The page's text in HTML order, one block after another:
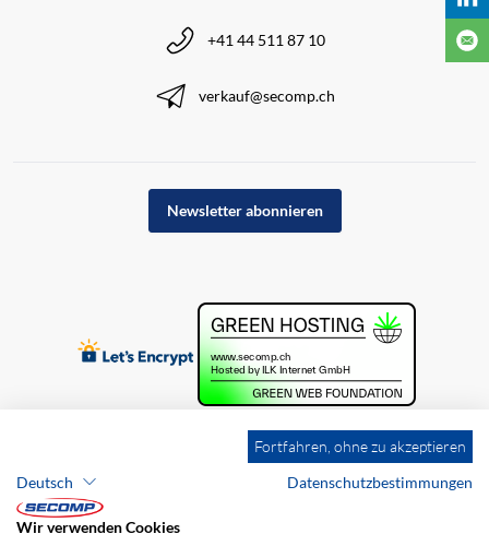
+41 44 511 87 10
verkauf@secomp.ch
Newsletter abonnieren
Fortfahren, ohne zu akzeptieren
Deutsch
Datenschutzbestimmungen
Wir verwenden Cookies